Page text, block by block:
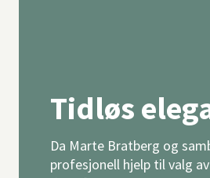
Tidløs
Da Marte Bratberg og
profesjonell hjelp til valg